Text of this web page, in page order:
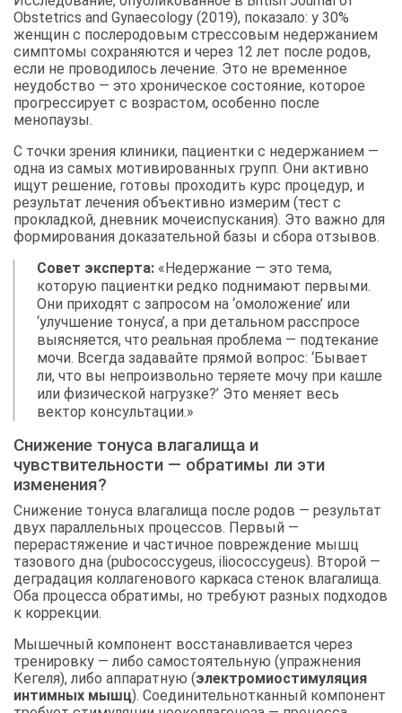
Obstetrics and Gynaecology (2019), показало: у 30%
женщин с послеродовым стрессовым недержанием
симптомы сохраняются и через 12 лет после родов,
если не проводилось лечение. Это не временное
неудобство — это хроническое состояние, которое
прогрессирует с возрастом, особенно после
менопаузы.
С точки зрения клиники, пациентки с недержанием —
одна из самых мотивированных групп. Они активно
ищут решение, готовы проходить курс процедур, и
результат лечения объективно измерим (тест с
прокладкой, дневник мочеиспускания). Это важно для
формирования доказательной базы и сбора отзывов.
Совет эксперта: «Недержание — это тема,
которую пациентки редко поднимают первыми.
Они приходят с запросом на ‘омоложение’ или
‘улучшение тонуса’, а при детальном расспросе
выясняется, что реальная проблема — подтекание
мочи. Всегда задавайте прямой вопрос: ‘Бывает
ли, что вы непроизвольно теряете мочу при кашле
или физической нагрузке?’ Это меняет весь
вектор консультации.»
Снижение тонуса влагалища и
чувствительности — обратимы ли эти
изменения?
Снижение тонуса влагалища после родов — результат
двух параллельных процессов. Первый —
перерастяжение и частичное повреждение мышц
тазового дна (pubococcygeus, iliococcygeus). Второй —
деградация коллагенового каркаса стенок влагалища.
Оба процесса обратимы, но требуют разных подходов
к коррекции.
Мышечный компонент восстанавливается через
тренировку — либо самостоятельную (упражнения
Кегеля), либо аппаратную (электромиостимуляция
интимных мышц). Соединительнотканный компонент